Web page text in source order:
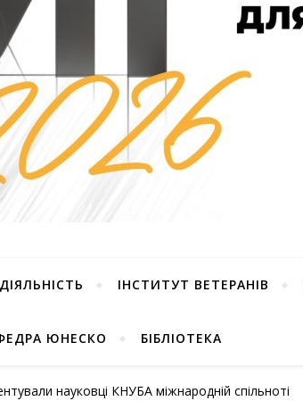
ІНСТИТУТ ВЕТЕРАНІВ
ЮНЕСКО БІБЛІОТЕКА
науковці КНУБА міжнародній спільноті